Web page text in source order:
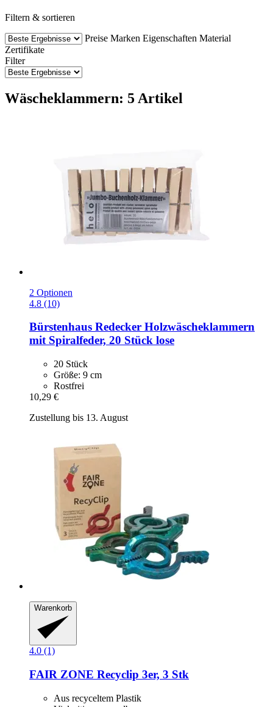
Filtern & sortieren
Preise Marken Eigenschaften Material
Zertifikate
Filter
Wäscheklammern: 5 Artikel
2 Optionen
4.8 (10)
Bürstenhaus Redecker Holzwäscheklammern
mit Spiralfeder, 20 Stück lose
20 Stück
Größe: 9 cm
Rostfrei
10,29 €
Zustellung bis 13. August
Warenkorb
4.0 (1)
FAIR ZONE Recyclip 3er, 3 Stk
Aus recyceltem Plastik